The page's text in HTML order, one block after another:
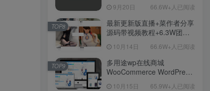
9月20日 66.6W+人已阅读
最新更新版直播+菜作者分享
源码带视频教程+6.3W团购
【源码+教程】
10月14日 66.6W+人已阅读
TOP8
多用途wp在线商城
WooCommerce WordPress
10月15日 65.9W+人已阅读
TOP9